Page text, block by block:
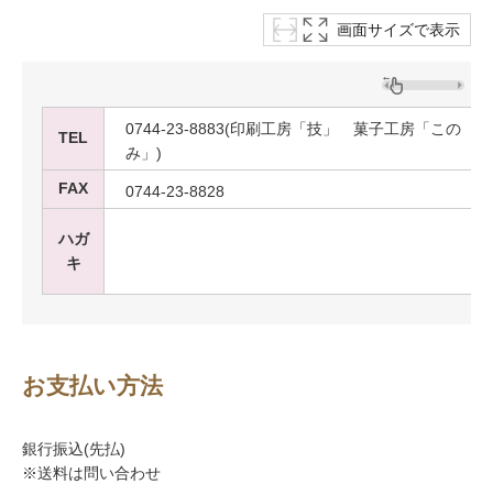
画面サイズで表示
TEL
0744-23-8883(印刷工房「技」 菓子工房「この
み」)
FAX
0744-23-8828
ハガ
キ
お支払い方法
銀行振込(先払)
※送料は問い合わせ